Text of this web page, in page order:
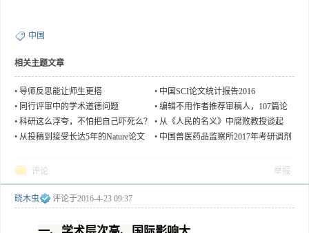
中国
相关主题文章
• 导师反思能让师生更搭 • 中国SCI论文统计报告2016
• 同行评审中的学术道德问题 • 编辑不用作者推荐审稿人，107篇论
文还该撤？
• 科研这么浮夸，不怕把自己吓死么？ • 从《人民的名义》中腐败教授谈起
• 从投稿到接受长达5年的Nature论文 • 中国兽医药品监察所2017年考研调剂
评论 举报
晓木虫 评论于2016-4-23 09:37